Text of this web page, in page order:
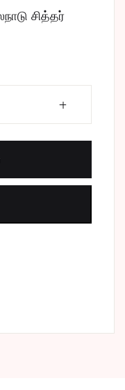
சிறுகதை
மருத்துவம்
Account
சித்தர்